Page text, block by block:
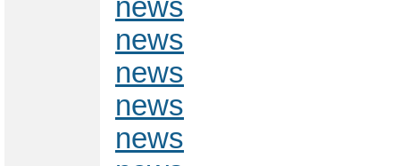
news
news
news
news
news